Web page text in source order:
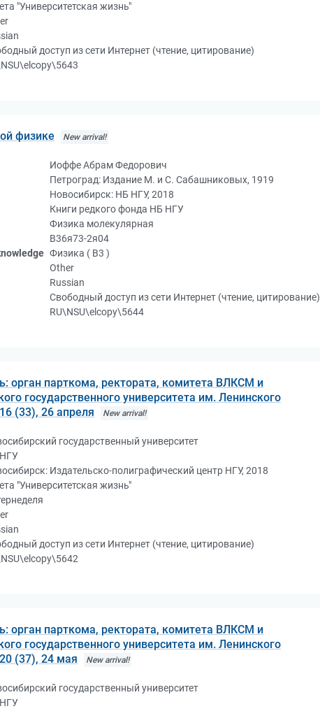
"Университетская жизнь"
доступ из сети Интернет (чтение, цитирование)
физике New arrival!
Иоффе Абрам Федорович
Петроград: Издание М. и С. Сабашниковых, 1919
Новосибирск: НБ НГУ, 2018
Книги редкого фонда НБ НГУ
Физика молекулярная
В36я73-2я04
Физика ( В3 )
Other
Russian
Свободный доступ из сети Интернет (чтение, цитирование)
RU\NSU\elcopy\5644
орган парткома, ректората, комитета ВЛКСМ и
государственного университета им. Ленинского
(33), 26 апреля
New arrival!
государственный университет
Издательско-полиграфический центр НГУ, 2018
"Университетская жизнь"
доступ из сети Интернет (чтение, цитирование)
орган парткома, ректората, комитета ВЛКСМ и
государственного университета им. Ленинского
(37), 24 мая
New arrival!
государственный университет